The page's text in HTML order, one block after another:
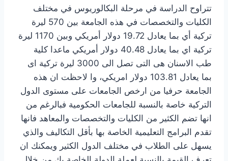
تتراوح الدراسة في مرحلة البكالوريوس في مختلف
الكليات والتخصصات في هذه الجامعة بين 570 ليرة
تركية أي بما يعادل 19.72 دولار أمريكي وبين 1170 ليرة
تركية اي بما يعادل 40.48 دولار أمريكي ماعدا كلية
طب الاسنان هى التى تصل الى 3000 ليرة تركية اى
بما يعادل 103.81 دولار امريكي، وا لاحظت ان هذه
الجامعة حرفيا من ارخص الجامعات على مستوى الدول
التركية خاصة بالنسبة للجامعات الحكومية فبالرغم من
انها تضم الكثير من الكليات والتخصصات والمعاهد فانها
تقدم البرامج التعليمية الخاصة بها بأقل التكاليف والذي
يسهل على الطلاب في مختلف الدول الكثير ويمكنك ان